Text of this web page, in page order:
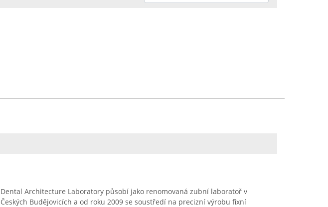
Dental Architecture Laboratory působí jako renomovaná zubní laboratoř v
Českých Budějovicích a od roku 2009 se soustředí na precizní výrobu fixní